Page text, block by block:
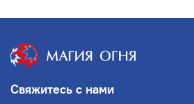
Свяжитесь с нами